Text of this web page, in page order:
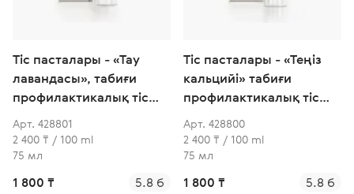
Тіс пасталары - «Тау
лавандасы», табиғи
профилактикалық тіс
пастасы
Арт. 428801
2 400 ₸ / 100 ml
75 мл
1 800 ₸ 5.8 б
Тіс пасталары - «Теңіз
кальцийі» табиғи
профилактикалық тіс
пастасы
Арт. 428800
2 400 ₸ / 100 ml
75 мл
1 800 ₸ 5.8 б